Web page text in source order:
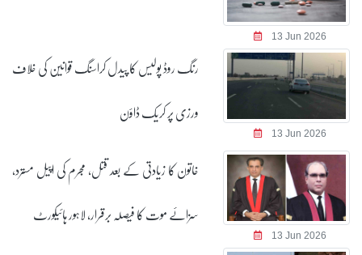
13 Jun 2026
13 Jun 2026
رنگ روڈ پولیس کا پیدل کراسنگ قوانین کی خلاف
ورزی پر کریک ڈاؤن
13 Jun 2026
خاتون کا زیادتی کے بعد قتل، مجرم کی اپیل مسترد،
سزائے موت کا فیصلہ برقرار، لاہور ہائیکورٹ